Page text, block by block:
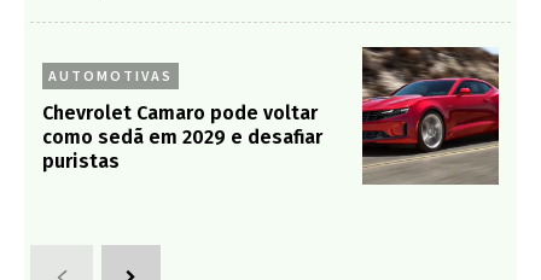
AUTOMOTIVAS
Chevrolet Camaro pode voltar
como sedã em 2029 e desafiar
puristas